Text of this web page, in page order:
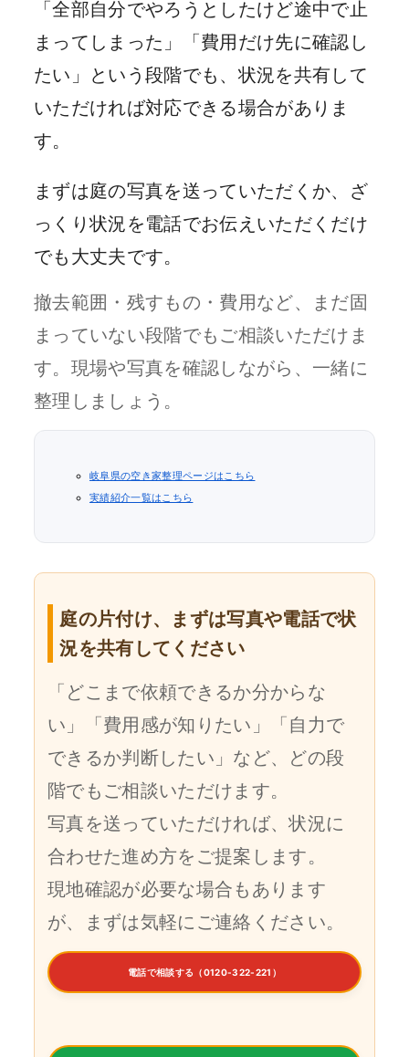
「全部自分でやろうとしたけど途中で止
まってしまった」「費用だけ先に確認し
たい」という段階でも、状況を共有して
いただければ対応できる場合がありま
す。
まずは庭の写真を送っていただくか、ざ
っくり状況を電話でお伝えいただくだけ
でも大丈夫です。
撤去範囲・残すもの・費用など、まだ固
まっていない段階でもご相談いただけま
す。現場や写真を確認しながら、一緒に
整理しましょう。
岐阜県の空き家整理ページはこちら
実績紹介一覧はこちら
庭の片付け、まずは写真や電話で状
況を共有してください
「どこまで依頼できるか分からな
い」「費用感が知りたい」「自力で
できるか判断したい」など、どの段
階でもご相談いただけます。
写真を送っていただければ、状況に
合わせた進め方をご提案します。
現地確認が必要な場合もあります
が、まずは気軽にご連絡ください。
電話で相談する（0120-322-221）